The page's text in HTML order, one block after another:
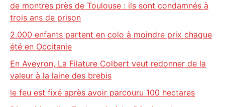
de montres près de Toulouse : ils sont condamnés à
trois ans de prison
2.000 enfants partent en colo à moindre prix chaque
été en Occitanie
En Aveyron, La Filature Colbert veut redonner de la
valeur à la laine des brebis
le feu est fixé après avoir parcouru 100 hectares